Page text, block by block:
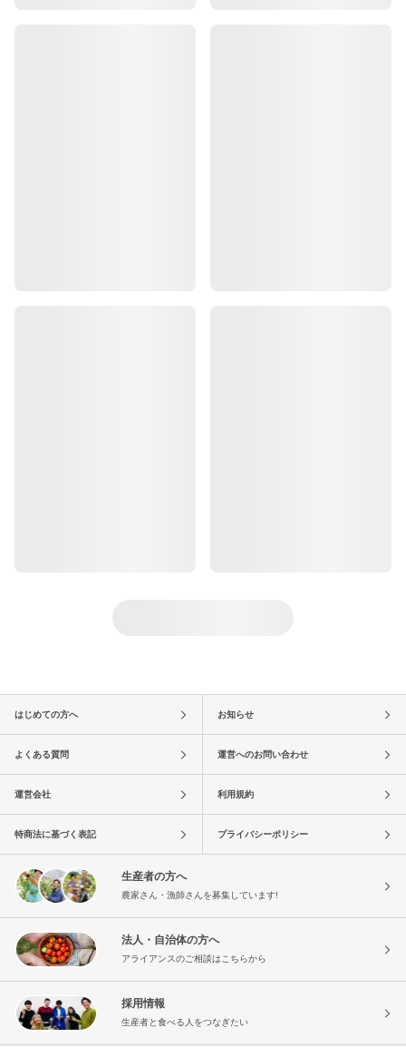
はじめての方へ お知らせ
よくある質問 運営へのお問い合わせ
運営会社 利用規約
特商法に基づく表記 プライバシーポリシー
生産者の方へ
農家さん・漁師さんを募集しています!
法人・自治体の方へ
アライアンスのご相談はこちらから
採用情報
生産者と食べる人をつなぎたい